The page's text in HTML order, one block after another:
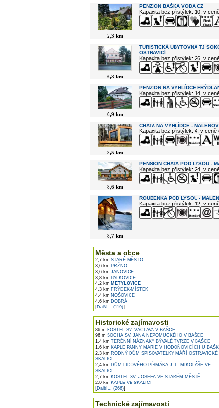
2,3 km
PENZION BAŠKA VODA CZ
Kapacita bez přistýlek: 10, v
6,3 km
TURISTICKÁ UBYTOVNA TJ
OSTRAVICÍ
Kapacita bez přistýlek: 26, v
6,9 km
PENZION NA VYHLÍDCE
Kapacita bez přistýlek: 14, v
8,5 km
CHATA NA VYHLÍDCE -
Kapacita bez přistýlek: 4, v ceně
8,6 km
PENSION CHATA POD LYSOU -
Kapacita bez přistýlek: 24, v
8,7 km
ROUBENKA POD LYSOU -
Kapacita bez přistýlek: 12, v
Města a obce
2,7 km STARÉ MĚSTO
3,6 km PRŽNO
3,6 km JANOVICE
3,8 km PALKOVICE
4,2 km METYLOVICE
4,3 km FRÝDEK-MÍSTEK
4,4 km NOŠOVICE
4,6 km DOBRÁ
[Další... (119)]
Historické zajímavosti
86 m KOSTEL SV. VÁCLAVA V BAŠCE
96 m SOCHA SV. JANA NEPOMUCKÉHO V BAŠCE
1,4 km TERÉNNÍ NÁZNAKY BÝVALÉ TVRZE V BAŠCE
1,6 km KAPLE PANNY MARIE V HODOŇOVICÍCH U
2,3 km RODNÝ DŮM SPISOVATELKY MÁŘÍ OSTRAVICKÉ
SKALICI
2,4 km DŮM LIDOVÉHO PÍSMÁKA J. L. MIKOLÁŠE VE
SKALICI
2,7 km KOSTEL SV. JOSEFA VE STARÉM MĚSTĚ
2,9 km KAPLE VE SKALICI
[Další... (266)]
Technické zajímavosti